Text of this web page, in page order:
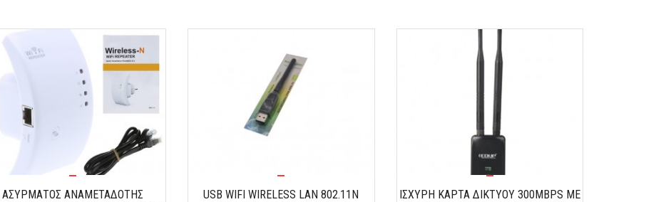
ΑΣΥΡΜΑΤΟΣ ΑΝΑΜΕΤΑΔΟΤΗΣ
USB WIFI WIRELESS LAN 802.11N
ΙΣΧΥΡΗ ΚΑΡΤΑ ΔΙΚΤΥΟΥ 300MBPS ΜΕ